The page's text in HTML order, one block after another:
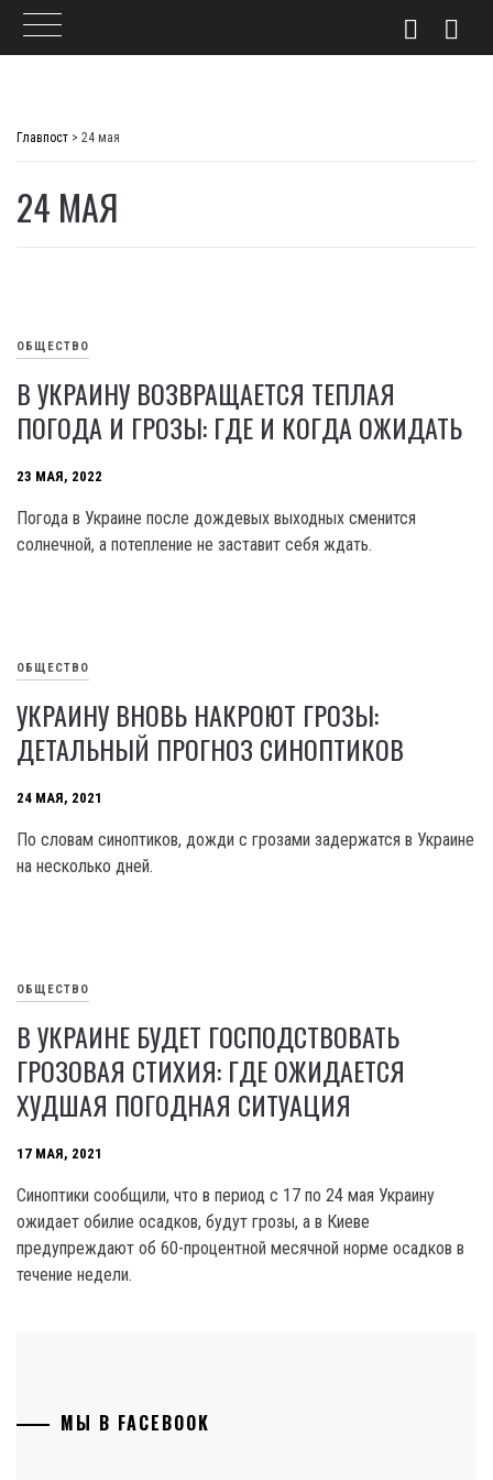
Главпост > 24 мая
24 МАЯ
ОБЩЕСТВО
В УКРАИНУ ВОЗВРАЩАЕТСЯ ТЕПЛАЯ
ПОГОДА И ГРОЗЫ: ГДЕ И КОГДА ОЖИДАТЬ
23 МАЯ, 2022
Погода в Украине после дождевых выходных сменится
солнечной, а потепление не заставит себя ждать.
ОБЩЕСТВО
УКРАИНУ ВНОВЬ НАКРОЮТ ГРОЗЫ:
ДЕТАЛЬНЫЙ ПРОГНОЗ СИНОПТИКОВ
24 МАЯ, 2021
По словам синоптиков, дожди с грозами задержатся в Украине
на несколько дней.
ОБЩЕСТВО
В УКРАИНЕ БУДЕТ ГОСПОДСТВОВАТЬ
ГРОЗОВАЯ СТИХИЯ: ГДЕ ОЖИДАЕТСЯ
ХУДШАЯ ПОГОДНАЯ СИТУАЦИЯ
17 МАЯ, 2021
Синоптики сообщили, что в период с 17 по 24 мая Украину
ожидает обилие осадков, будут грозы, а в Киеве
предупреждают об 60-процентной месячной норме осадков в
течение недели.
МЫ В FACEBOOK